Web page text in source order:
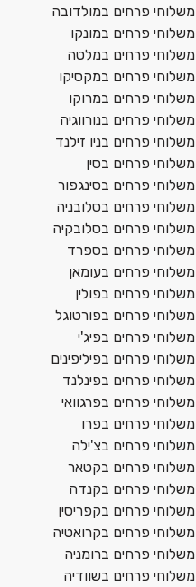
משלוחי פרחים במולדובה
משלוחי פרחים במונקו
משלוחי פרחים במלטה
משלוחי פרחים במקסיקו
משלוחי פרחים במרוקו
משלוחי פרחים בנורווגיה
משלוחי פרחים בניו זילנד
משלוחי פרחים בסין
משלוחי פרחים בסינגפור
משלוחי פרחים בסלובניה
משלוחי פרחים בסלובקיה
משלוחי פרחים בספרד
משלוחי פרחים בעומאן
משלוחי פרחים בפולין
משלוחי פרחים בפורטוגל
משלוחי פרחים בפיג'י
משלוחי פרחים בפיליפינים
משלוחי פרחים בפינלנד
משלוחי פרחים בפרגוואי
משלוחי פרחים בפרו
משלוחי פרחים בצ'ילה
משלוחי פרחים בקטאר
משלוחי פרחים בקנדה
משלוחי פרחים בקפריסין
משלוחי פרחים בקרואטיה
משלוחי פרחים ברומניה
משלוחי פרחים בשוודיה